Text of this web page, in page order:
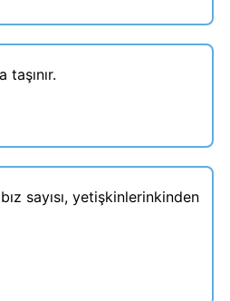
taşınır.
sayısı, yetişkinlerinkinden